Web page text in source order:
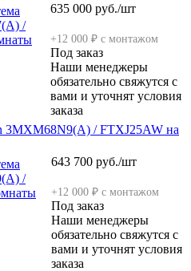
/
635 000 руб./шт
+12 000 ₽ с монтажом
Под заказ
Наши менеджеры
обязательно свяжутся с
вами и уточнят условия
заказа
3MXM68N9(A) / FTXJ25AW на
/
643 700 руб./шт
+12 000 ₽ с монтажом
Под заказ
Наши менеджеры
обязательно свяжутся с
вами и уточнят условия
заказа